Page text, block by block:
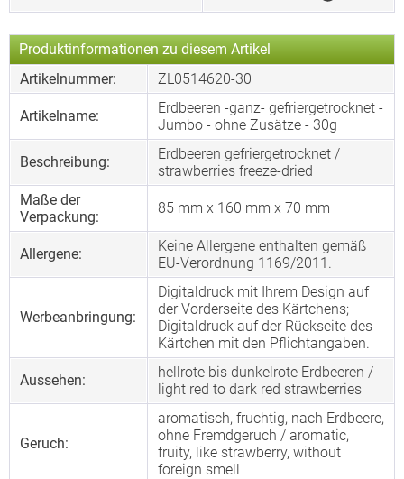
Produktinformationen zu diesem Artikel
Artikelnummer:
ZL0514620-30
Artikelname:
Erdbeeren -ganz- gefriergetrocknet -
Jumbo - ohne Zusätze - 30g
Beschreibung:
Erdbeeren gefriergetrocknet /
strawberries freeze-dried
Maße der
Verpackung:
85 mm x 160 mm x 70 mm
Allergene:
Keine Allergene enthalten gemäß
EU-Verordnung 1169/2011.
Werbeanbringung:
Digitaldruck mit Ihrem Design auf
der Vorderseite des Kärtchens;
Digitaldruck auf der Rückseite des
Kärtchen mit den Pflichtangaben.
Aussehen:
hellrote bis dunkelrote Erdbeeren /
light red to dark red strawberries
Geruch:
aromatisch, fruchtig, nach Erdbeere,
ohne Fremdgeruch / aromatic,
fruity, like strawberry, without
foreign smell